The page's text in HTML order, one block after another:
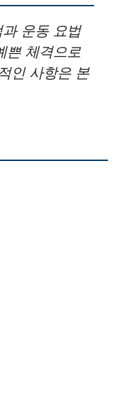
운동 요법
쁜 체격으로
인 사항은 본